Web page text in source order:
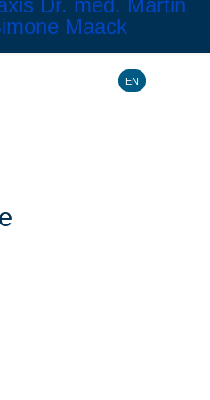
Sprache
EN